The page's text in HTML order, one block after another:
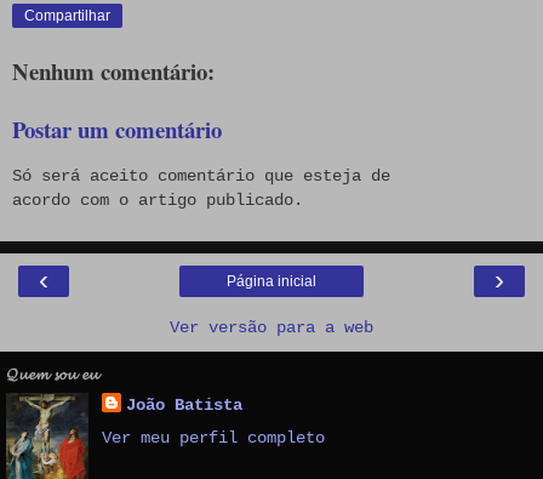
Compartilhar
Nenhum comentário:
Postar um comentário
Só será aceito comentário que esteja de
acordo com o artigo publicado.
‹ ›
Página inicial
Ver versão para a web
𝓠𝓾𝓮𝓶 𝓼𝓸𝓾 𝓮𝓾
João Batista
Ver meu perfil completo